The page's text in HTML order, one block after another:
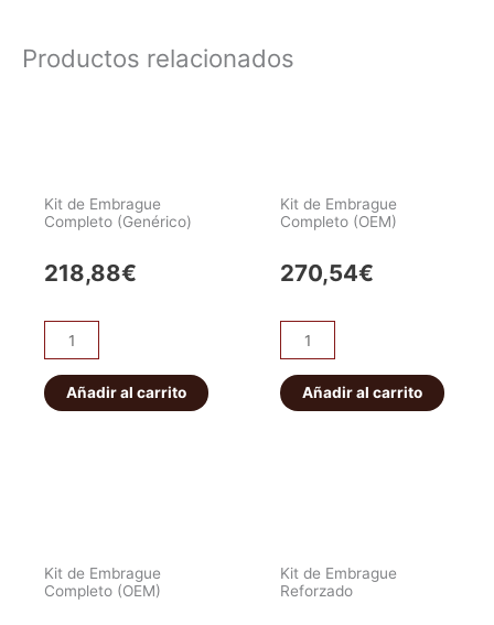
Productos relacionados
Kit de Embrague
Completo (Genérico)
218,88€
de
Embrague
Completo
Añadir al carrito
Kit de Embrague
Completo (OEM)
270,54€
de
Embrague
Completo
Añadir al carrito
Kit de Embrague
Completo (OEM)
Kit de Embrague
Reforzado